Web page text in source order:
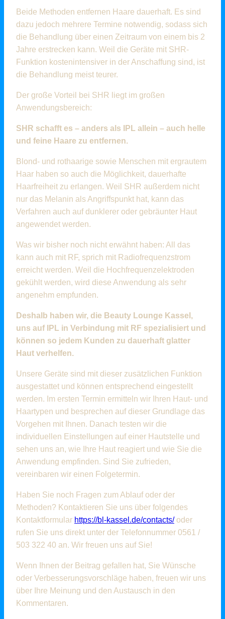
Beide Methoden entfernen Haare dauerhaft. Es sind
dazu jedoch mehrere Termine notwendig, sodass sich
die Behandlung über einen Zeitraum von einem bis 2
Jahre erstrecken kann. Weil die Geräte mit SHR-
Funktion kostenintensiver in der Anschaffung sind, ist
die Behandlung meist teurer.
Der große Vorteil bei SHR liegt im großen
Anwendungsbereich:
SHR schafft es – anders als IPL allein – auch helle
und feine Haare zu entfernen.
Blond- und rothaarige sowie Menschen mit ergrautem
Haar haben so auch die Möglichkeit, dauerhafte
Haarfreiheit zu erlangen. Weil SHR außerdem nicht
nur das Melanin als Angriffspunkt hat, kann das
Verfahren auch auf dunklerer oder gebräunter Haut
angewendet werden.
Was wir bisher noch nicht erwähnt haben: All das
kann auch mit RF, sprich mit Radiofrequenzstrom
erreicht werden. Weil die Hochfrequenzelektroden
gekühlt werden, wird diese Anwendung als sehr
angenehm empfunden.
Deshalb haben wir, die Beauty Lounge Kassel,
uns auf IPL in Verbindung mit RF spezialisiert und
können so jedem Kunden zu dauerhaft glatter
Haut verhelfen.
Unsere Geräte sind mit dieser zusätzlichen Funktion
ausgestattet und können entsprechend eingestellt
werden. Im ersten Termin ermitteln wir Ihren Haut- und
Haartypen und besprechen auf dieser Grundlage das
Vorgehen mit Ihnen. Danach testen wir die
individuellen Einstellungen auf einer Hautstelle und
sehen uns an, wie Ihre Haut reagiert und wie Sie die
Anwendung empfinden. Sind Sie zufrieden,
vereinbaren wir einen Folgetermin.
Haben Sie noch Fragen zum Ablauf oder der
Methoden? Kontaktieren Sie uns über folgendes
Kontaktformular https://bl-kassel.de/contacts/oder
rufen Sie uns direkt unter der Telefonnummer 0561 /
503 322 40 an. Wir freuen uns auf Sie!
Wenn Ihnen der Beitrag gefallen hat, Sie Wünsche
oder Verbesserungsvorschläge haben, freuen wir uns
über Ihre Meinung und den Austausch in den
Kommentaren.